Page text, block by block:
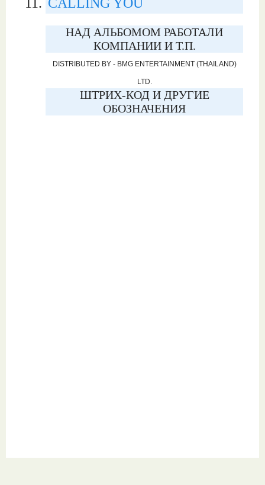
НАД АЛЬБОМОМ РАБОТАЛИ
КОМПАНИИ И Т.П.
DISTRIBUTED BY - BMG ENTERTAINMENT (THAILAND)
LTD.
ШТРИХ-КОД И ДРУГИЕ
ОБОЗНАЧЕНИЯ